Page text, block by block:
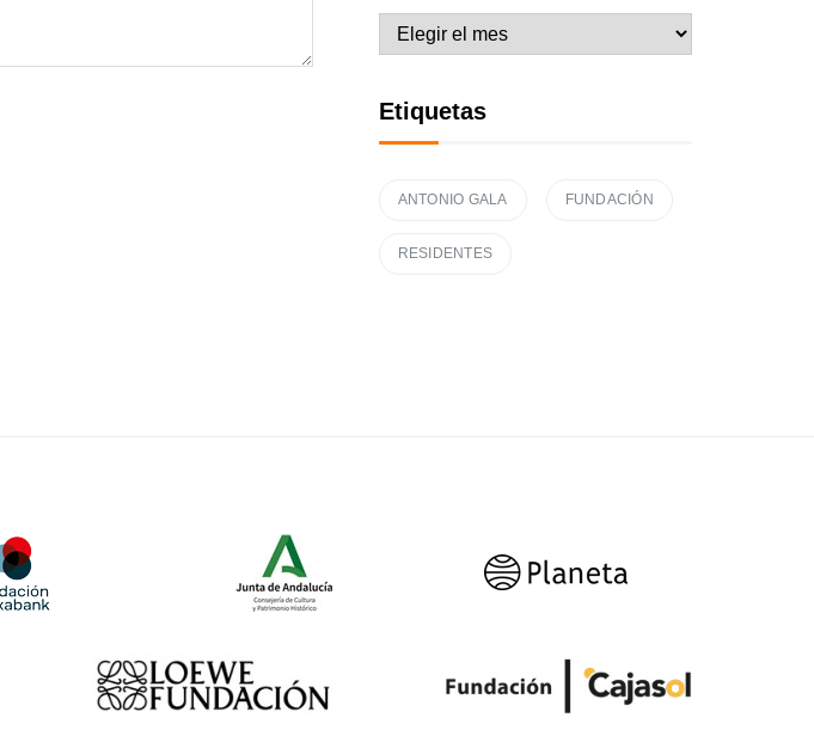
Archivo
Etiquetas
ANTONIO GALA FUNDACIÓN
RESIDENTES